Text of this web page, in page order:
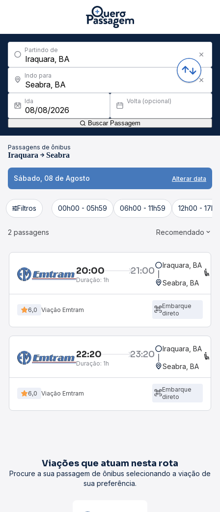
Partindo de
Indo para
Ida Volta (opcional)
Buscar Passagem
Passagens de ônibus
Iraquara Seabra
Sábado, 08 de Agosto Alterar data
Filtros 00h00 - 05h59 06h00 - 11h59 12h00 -
2 passagens Recomendado
20:00 21:00
Duração: 1h
Iraquara, BA
Seabra, BA
6,0 Viação Emtram
Embarque
direto
22:20 23:20
Duração: 1h
Iraquara, BA
Seabra, BA
6,0 Viação Emtram
Embarque
direto
Viações que atuam nesta rota
Procure a sua passagem de ônibus selecionando a viação de
sua preferência.